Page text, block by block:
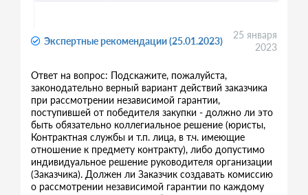
Экспертные рекомендации (25.01.2023)
25 января
2023
Ответ на вопрос: Подскажите, пожалуйста,
законодательно верный вариант действий заказчика
при рассмотрении независимой гарантии,
поступившей от победителя закупки - должно ли это
быть обязательно коллегиальное решение (юристы,
Контрактная службы и т.п. лица, в т.ч. имеющие
отношение к предмету контракту), либо допустимо
индивидуальное решение руководителя организации
(Заказчика). Должен ли Заказчик создавать комиссию
о рассмотрении независимой гарантии по каждому